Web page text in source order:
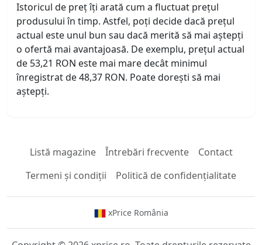
Istoricul de preț îți arată cum a fluctuat prețul
produsului în timp. Astfel, poți decide dacă prețul
actual este unul bun sau dacă merită să mai aștepți
o ofertă mai avantajoasă. De exemplu, prețul actual
de 53,21 RON este mai mare decât minimul
înregistrat de 48,37 RON. Poate dorești să mai
aștepți.
Listă magazine Întrebări frecvente
Contact
Termeni și condiții
Politică de confidențialitate
xPrice România